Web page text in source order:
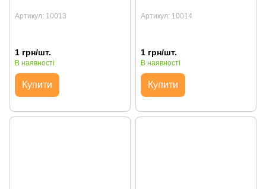
Артикул: 10013
1 грн/шт.
В наявності
Купити
Артикул: 10014
1 грн/шт.
В наявності
Купити